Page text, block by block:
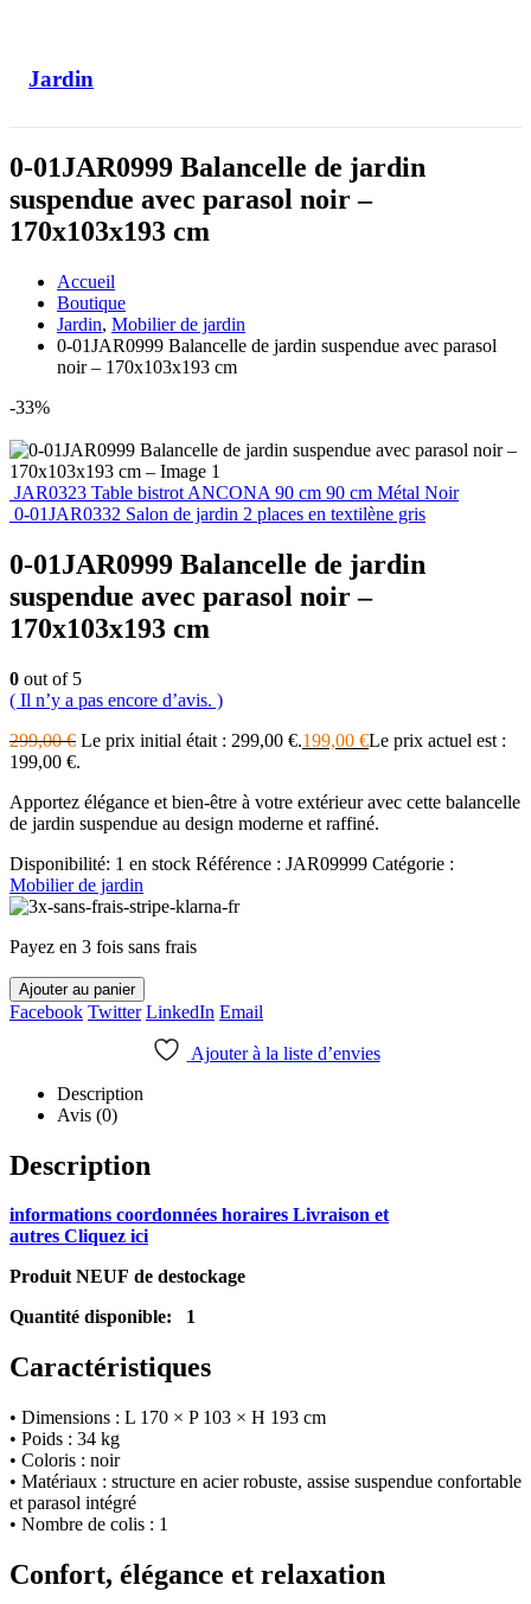
Jardin
0-01JAR0999 Balancelle de jardin
suspendue avec parasol noir –
170x103x193 cm
Accueil
Boutique
Jardin, Mobilier de jardin
0-01JAR0999 Balancelle de jardin suspendue avec parasol
noir – 170x103x193 cm
-33%
JAR0323 Table bistrot ANCONA 90 cm 90 cm Métal Noir
0-01JAR0332 Salon de jardin 2 places en textilène gris
0-01JAR0999 Balancelle de jardin
suspendue avec parasol noir –
170x103x193 cm
0 out of 5
( Il n’y a pas encore d’avis. )
299,00€ Le prix initial était : 299,00 €.199,00 €Le prix actuel est :
199,00 €.
Apportez élégance et bien‑être à votre extérieur avec cette balancelle
de jardin suspendue au design moderne et raffiné.
Disponibilité: 1 en stock Référence : JAR09999 Catégorie :
Mobilier de jardin
Payez en 3 fois sans frais
Ajouter au panier
Facebook Twitter LinkedIn Email
Ajouter à la liste d’envies
Description
Avis (0)
Description
informations coordonnées horaires Livraison et
autres Cliquez ici
Produit NEUF de destockage
Quantité disponible: 1
Caractéristiques
• Dimensions : L 170 × P 103 × H 193 cm
• Poids : 34 kg
• Coloris : noir
• Matériaux : structure en acier robuste, assise suspendue confortable
et parasol intégré
• Nombre de colis : 1
Confort, élégance et relaxation